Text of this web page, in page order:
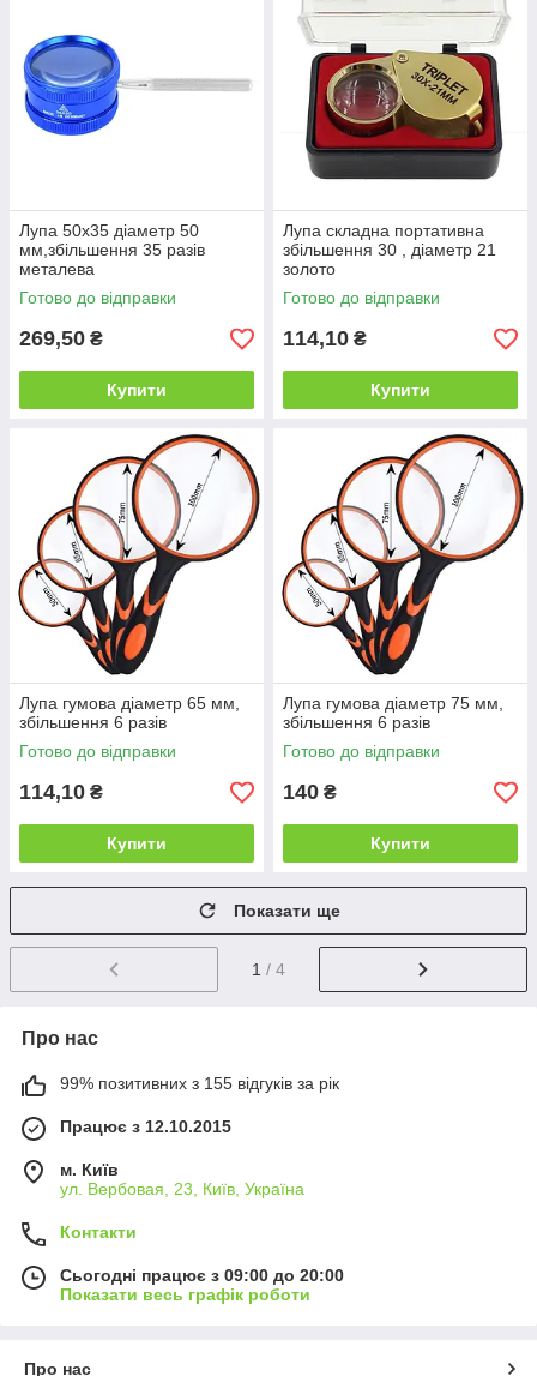
Лупа 50x35 діаметр 50
мм,збільшення 35 разів
металева
Готово до відправки
269,50 ₴
Купити
Лупа складна портативна
збільшення 30 , діаметр 21
золото
Готово до відправки
114,10 ₴
Купити
Лупа гумова діаметр 65 мм,
збільшення 6 разів
Готово до відправки
114,10 ₴
Купити
Лупа гумова діаметр 75 мм,
збільшення 6 разів
Готово до відправки
140 ₴
Купити
Показати ще
1 / 4
Про нас
99% позитивних з 155 відгуків за рік
Працює з 12.10.2015
м. Київ
ул. Вербовая, 23, Київ, Україна
Контакти
Сьогодні працює з 09:00 до 20:00
Показати весь графік роботи
Про нас